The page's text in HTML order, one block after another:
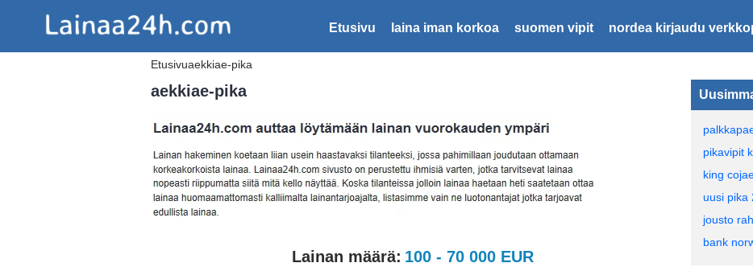
Etusivu laina iman korkoa suomen vipit nordea kirjaudu
Etusivuaekkiae-pika
aekkiae-pika
Lainan määrä: 100 - 70 000 EUR
pikavipit
king
uusi pika
jousto
bank